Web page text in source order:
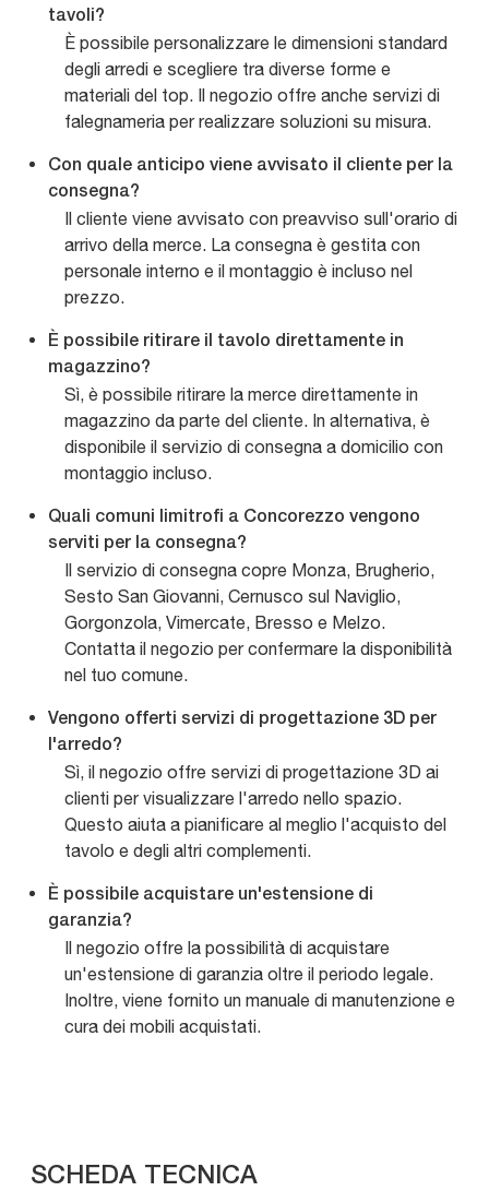
tavoli?
È possibile personalizzare le dimensioni standard
degli arredi e scegliere tra diverse forme e
materiali del top. Il negozio offre anche servizi di
falegnameria per realizzare soluzioni su misura.
Con quale anticipo viene avvisato il cliente per la
consegna?
Il cliente viene avvisato con preavviso sull'orario di
arrivo della merce. La consegna è gestita con
personale interno e il montaggio è incluso nel
prezzo.
È possibile ritirare il tavolo direttamente in
magazzino?
Sì, è possibile ritirare la merce direttamente in
magazzino da parte del cliente. In alternativa, è
disponibile il servizio di consegna a domicilio con
montaggio incluso.
Quali comuni limitrofi a Concorezzo vengono
serviti per la consegna?
Il servizio di consegna copre Monza, Brugherio,
Sesto San Giovanni, Cernusco sul Naviglio,
Gorgonzola, Vimercate, Bresso e Melzo.
Contatta il negozio per confermare la disponibilità
nel tuo comune.
Vengono offerti servizi di progettazione 3D per
l'arredo?
Sì, il negozio offre servizi di progettazione 3D ai
clienti per visualizzare l'arredo nello spazio.
Questo aiuta a pianificare al meglio l'acquisto del
tavolo e degli altri complementi.
È possibile acquistare un'estensione di
garanzia?
Il negozio offre la possibilità di acquistare
un'estensione di garanzia oltre il periodo legale.
Inoltre, viene fornito un manuale di manutenzione e
cura dei mobili acquistati.
SCHEDA TECNICA